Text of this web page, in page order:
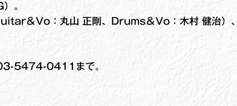
。
＆Vo：丸山 正剛、Drums＆Vo：木村 健治）、
5474-0411まで。